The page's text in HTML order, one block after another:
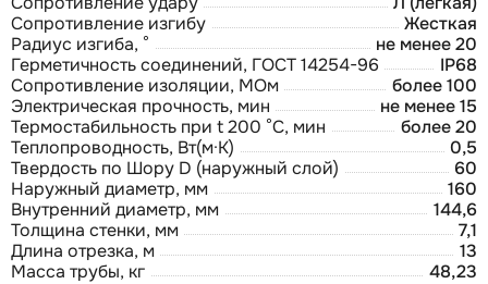
Сопротивление изгибу
Жесткая
Радиус изгиба, °
не менее 20
Герметичность соединений, ГОСТ 14254-96
IP68
Сопротивление изоляции, МОм
более 100
Электрическая прочность, мин
не менее 15
Термостабильность при t 200 °С, мин
более 20
Теплопроводность, Вт(м·К)
0,5
Твердость по Шору D (наружный слой)
60
Наружный диаметр, мм
160
Внутренний диаметр, мм
144,6
Толщина стенки, мм
7,1
Длина отрезка, м
13
Масса трубы, кг
48,23